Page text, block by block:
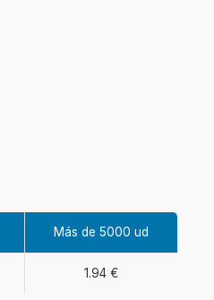
Más de 5000 ud
1.94 €